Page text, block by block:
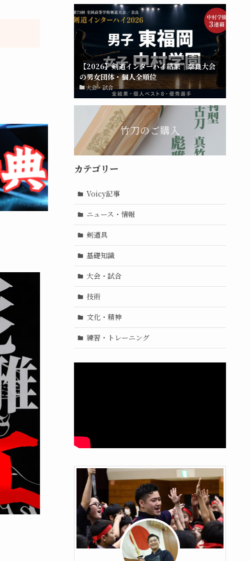
【2026】剣道インターハイ結果｜奈良大会
の男女団体・個人全順位
大会・試合
竹刀のご購入
カテゴリー
Voicy記事
ニュース・情報
剣道具
基礎知識
大会・試合
技術
文化・精神
練習・トレーニング